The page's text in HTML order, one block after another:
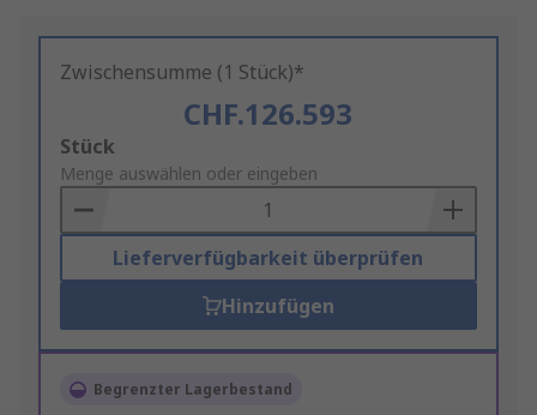
Zwischensumme (1 Stück)*
CHF.126.593
Add
to
Basket
Stück
Menge auswählen oder eingeben
Lieferverfügbarkeit überprüfen
Hinzufügen
Begrenzter Lagerbestand